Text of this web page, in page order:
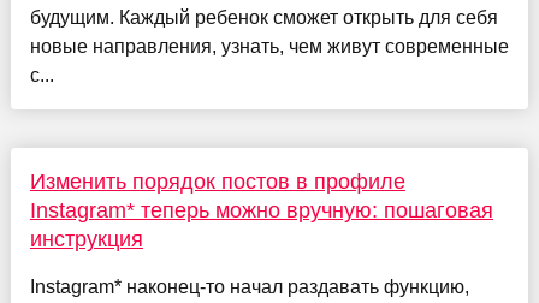
будущим. Каждый ребенок сможет открыть для себя
новые направления, узнать, чем живут современные
с...
Изменить порядок постов в профиле
Instagram* теперь можно вручную: пошаговая
инструкция
Instagram* наконец-то начал раздавать функцию,